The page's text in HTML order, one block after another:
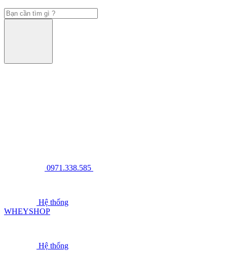
0971.338.585
Hệ thống
WHEYSHOP
Hệ thống